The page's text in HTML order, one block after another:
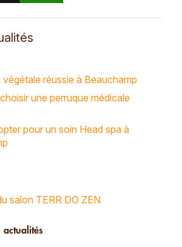
réussie à Beauchamp
une perruque médicale
pour un soin Head spa à
salon TERR DO ZEN
actualités